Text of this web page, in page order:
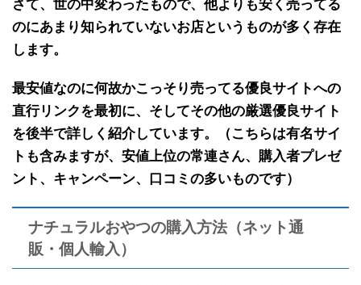
さて、世の中変わったもので、 他よりも安く売ってる
のにあまり知られていないお店というものが多く存在
します。
最安値なのに何故かこっそり売ってる優良サイトへの
直行リンクを最初に、そしてその他の厳選優良サイト
を後半で詳しく紹介しています。（こちらは有名サイ
トも含みますが、安値上位の常連さん、購入者プレゼ
ント、キャンペーン、口コミの多いものです）
ナチュラルおやつの購入方法（ネット通
販・個人輸入）